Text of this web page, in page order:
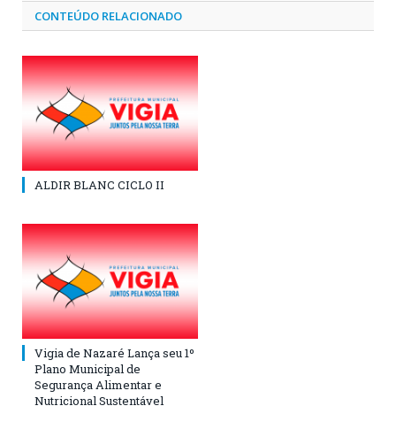
CONTEÚDO RELACIONADO
ALDIR BLANC CICLO II
Vigia de Nazaré Lança seu 1º
Plano Municipal de
Segurança Alimentar e
Nutricional Sustentável